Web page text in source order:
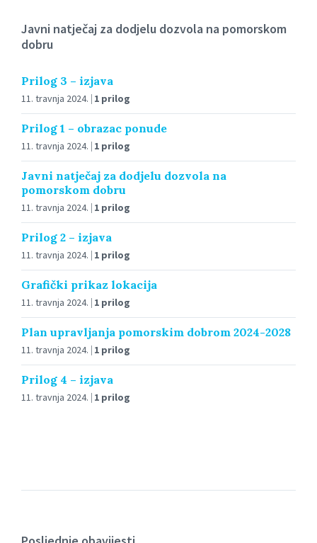
Javni natječaj za dodjelu dozvola na pomorskom
dobru
Prilog 3 – izjava
11. travnja 2024. 1 prilog
Prilog 1 – obrazac ponude
11. travnja 2024. 1 prilog
Javni natječaj za dodjelu dozvola na
pomorskom dobru
11. travnja 2024. 1 prilog
Prilog 2 – izjava
11. travnja 2024. 1 prilog
Grafički prikaz lokacija
11. travnja 2024. 1 prilog
Plan upravljanja pomorskim dobrom 2024-2028
11. travnja 2024. 1 prilog
Prilog 4 – izjava
11. travnja 2024. 1 prilog